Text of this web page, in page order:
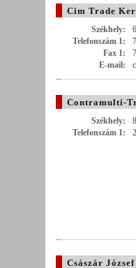
Cim Trade
Székhely:
Telefonszám 1:
Fax 1:
E-mail:
Contramulti-
Székhely:
Telefonszám 1:
Császár